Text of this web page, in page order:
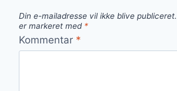
Din e-mailadresse vil ikke blive publiceret.
er markeret med *
Kommentar *